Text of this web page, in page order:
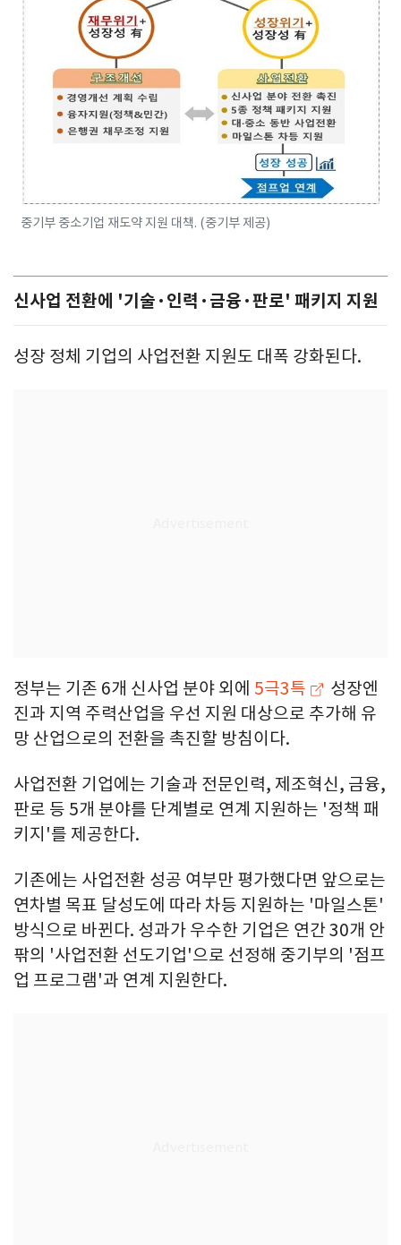
중기부 중소기업 재도약 지원 대책. (중기부 제공)
신사업 전환에 '기술·인력·금융·판로' 패키지 지원
성장 정체 기업의 사업전환 지원도 대폭 강화된다.
정부는 기존 6개 신사업 분야 외에 5극3특
성장엔
진과 지역 주력산업을 우선 지원 대상으로 추가해 유
망 산업으로의 전환을 촉진할 방침이다.
사업전환 기업에는 기술과 전문인력, 제조혁신, 금융,
판로 등 5개 분야를 단계별로 연계 지원하는 '정책 패
키지'를 제공한다.
기존에는 사업전환 성공 여부만 평가했다면 앞으로는
연차별 목표 달성도에 따라 차등 지원하는 '마일스톤'
방식으로 바뀐다. 성과가 우수한 기업은 연간 30개 안
팎의 '사업전환 선도기업'으로 선정해 중기부의 '점프
업 프로그램'과 연계 지원한다.